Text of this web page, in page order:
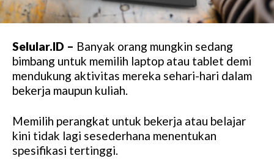
Selular.ID – Banyak orang mungkin sedang
bimbang untuk memilih laptop atau tablet demi
mendukung aktivitas mereka sehari-hari dalam
bekerja maupun kuliah.
Memilih perangkat untuk bekerja atau belajar
kini tidak lagi sesederhana menentukan
spesifikasi tertinggi.